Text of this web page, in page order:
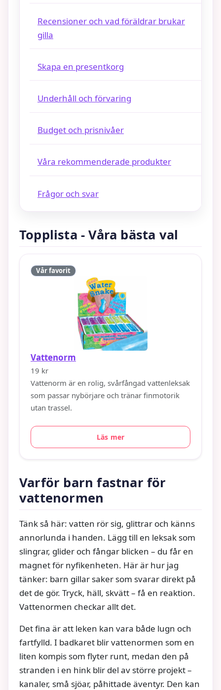
Recensioner och vad föräldrar brukar
gilla
Skapa en presentkorg
Underhåll och förvaring
Budget och prisnivåer
Våra rekommenderade produkter
Frågor och svar
Topplista - Våra bästa val
Vår favorit
Vattenorm
19 kr
Vattenorm är en rolig, svårfångad vattenleksak
som passar nybörjare och tränar finmotorik
utan trassel.
Läs mer
Varför barn fastnar för
vattenormen
Tänk så här: vatten rör sig, glittrar och känns
annorlunda i handen. Lägg till en leksak som
slingrar, glider och fångar blicken – du får en
magnet för nyfikenheten. Här är hur jag
tänker: barn gillar saker som svarar direkt på
det de gör. Tryck, häll, skvätt – få en reaktion.
Vattenormen checkar allt det.
Det fina är att leken kan vara både lugn och
fartfylld. I badkaret blir vattenormen som en
liten kompis som flyter runt, medan den på
stranden i en hink blir del av större projekt –
kanaler, små sjöar, påhittade äventyr. Den kan